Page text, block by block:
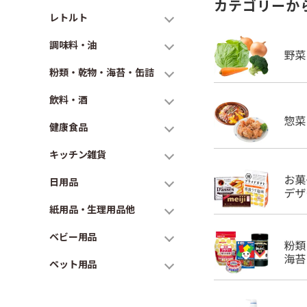
レトルト
調味料・油
粉類・乾物・海苔・缶詰
飲料・酒
健康食品
キッチン雑貨
日用品
紙用品・生理用品他
ベビー用品
ペット用品
カテゴリーか